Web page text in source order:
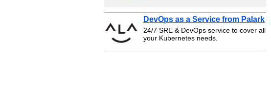
DevOps as a Service from Palark
24/7 SRE & DevOps service to cover all
your Kubernetes needs.